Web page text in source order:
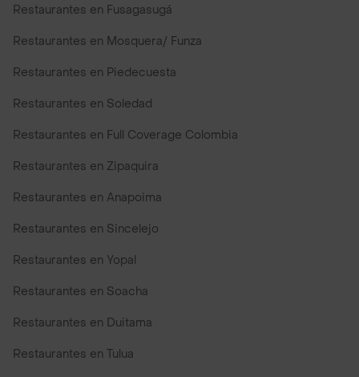
Restaurantes en Fusagasugá
Restaurantes en Mosquera/ Funza
Restaurantes en Piedecuesta
Restaurantes en Soledad
Restaurantes en Full Coverage Colombia
Restaurantes en Zipaquira
Restaurantes en Anapoima
Restaurantes en Sincelejo
Restaurantes en Yopal
Restaurantes en Soacha
Restaurantes en Duitama
Restaurantes en Tulua